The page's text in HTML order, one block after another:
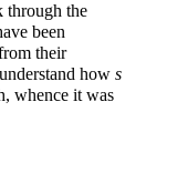
through the
been
their
how s
whence it was